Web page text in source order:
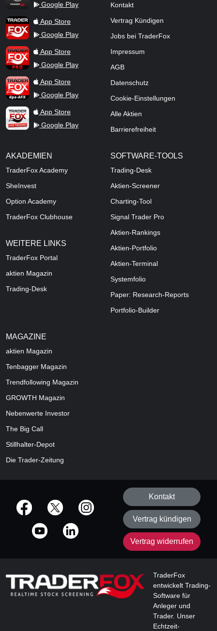
Google Play
TraderFox AppApp Store
Google Play
TraderFox ProApp Store
Google Play
TraderFox dpa-AFX ProFeed
App Store
Google Play
TraderFox Live Trading
App Store
Google Play
Kontakt
Vertrag Kündigen
Jobs bei TraderFox
Impressum
AGB
Datenschutz
Cookie-Einstellungen
Alle Aktien
Barrierefreiheit
AKADEMIEN
TraderFox Academy
SheInvest
Option Academy
TraderFox Clubhouse
WEITERE LINKS
TraderFox Portal
aktien Magazin
Trading-Desk
SOFTWARE-TOOLS
Trading-Desk
Aktien-Screener
Charting-Tool
Signal Trader Pro
Aktien-Rankings
Aktien-Portfolio
Aktien-Terminal
Systemfolio
Paper: Research-Reports
Portfolio-Builder
MAGAZINE
aktien Magazin
Tenbagger Magazin
Trendfollowing Magazin
GROWTH Magazin
Nebenwerte Investor
The Big Call
Stillhalter-Depot
Die Trader-Zeitung
offizielle Social Media-Accounts
Kontakt
Vertrag kündigen
Vertrag widerrufen
TraderFox
entwickelt Trading-
Software für
Anleger und
Trader. Unser
Echtzeit-